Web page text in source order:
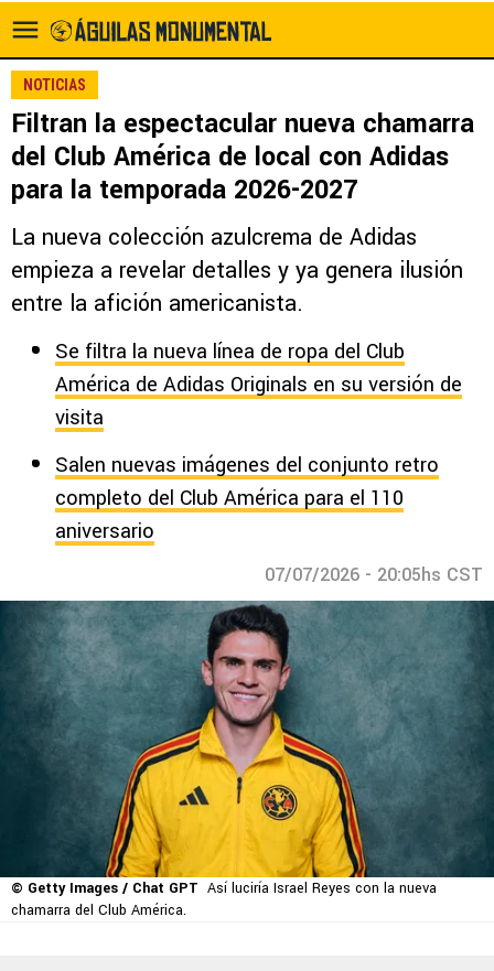
NOTICIAS
Filtran la espectacular nueva chamarra
del Club América de local con Adidas
para la temporada 2026-2027
La nueva colección azulcrema de Adidas
empieza a revelar detalles y ya genera ilusión
entre la afición americanista.
Se filtra la nueva línea de ropa del Club
América de Adidas Originals en su versión de
visita
Salen nuevas imágenes del conjunto retro
completo del Club América para el 110
aniversario
07/07/2026 - 20:05hs CST
© Getty Images / Chat GPT Así luciría Israel Reyes con la nueva
chamarra del Club América.